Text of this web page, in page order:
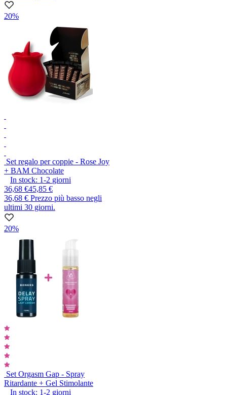
20%
Set regalo per coppie - Rose Joy
+ BAM Chocolate
In stock: 1-2 giorni
36,68 €45,85 €
36,68 € Prezzo più basso negli
ultimi 30 giorni.
20%
Set Orgasm Gap - Spray
Ritardante + Gel Stimolante
In stock: 1-2 giorni